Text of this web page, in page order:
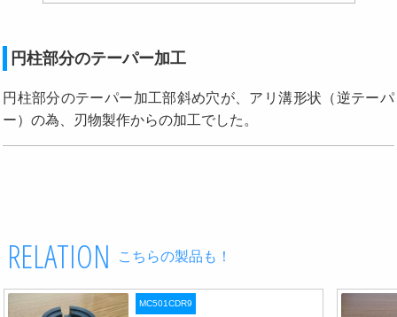
円柱部分のテーパー加工
円柱部分のテーパー加工部斜め穴が、アリ溝形状（逆テーパ
ー）の為、刃物製作からの加工でした。
RELATION こちらの製品も！
MC501CDR9